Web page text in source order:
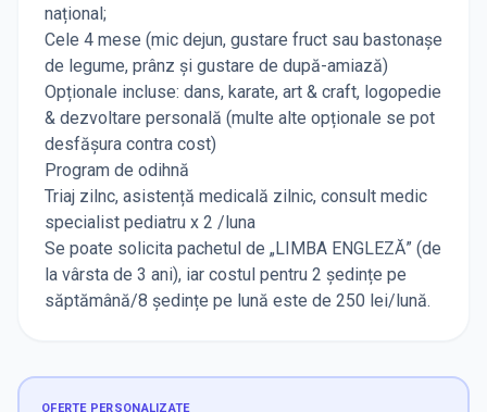
național;
Cele 4 mese (mic dejun, gustare fruct sau bastonașe
de legume, prânz și gustare de după-amiază)
Opționale incluse: dans, karate, art & craft, logopedie
& dezvoltare personală (multe alte opționale se pot
desfășura contra cost)
Program de odihnă
Triaj zilnc, asistență medicală zilnic, consult medic
specialist pediatru x 2 /luna
Se poate solicita pachetul de „LIMBA ENGLEZĂ” (de
la vârsta de 3 ani), iar costul pentru 2 ședințe pe
săptămână/8 ședințe pe lună este de 250 lei/lună.
OFERTE PERSONALIZATE